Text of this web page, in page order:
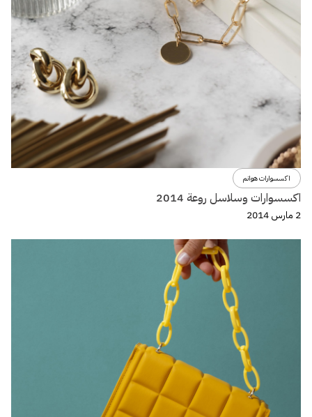
اكسسوارات هوانم
اكسسوارات وسلاسل روعة 2014
2 مارس 2014